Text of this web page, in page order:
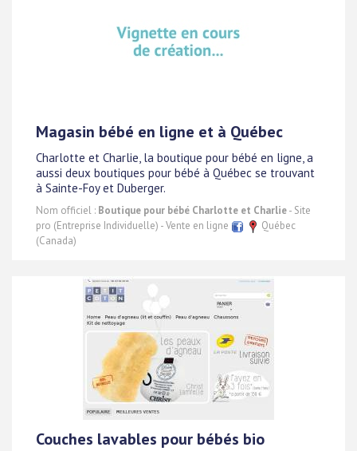
Magasin bébé en ligne et à Québec
Charlotte et Charlie, la boutique pour bébé en ligne, a
aussi deux boutiques pour bébé à Québec se trouvant
à Sainte-Foy et Duberger.
Nom officiel : Boutique pour bébé Charlotte et Charlie- Site
pro (Entreprise Individuelle) - Vente en ligne
Québec
(Canada)
Couches lavables pour bébés bio